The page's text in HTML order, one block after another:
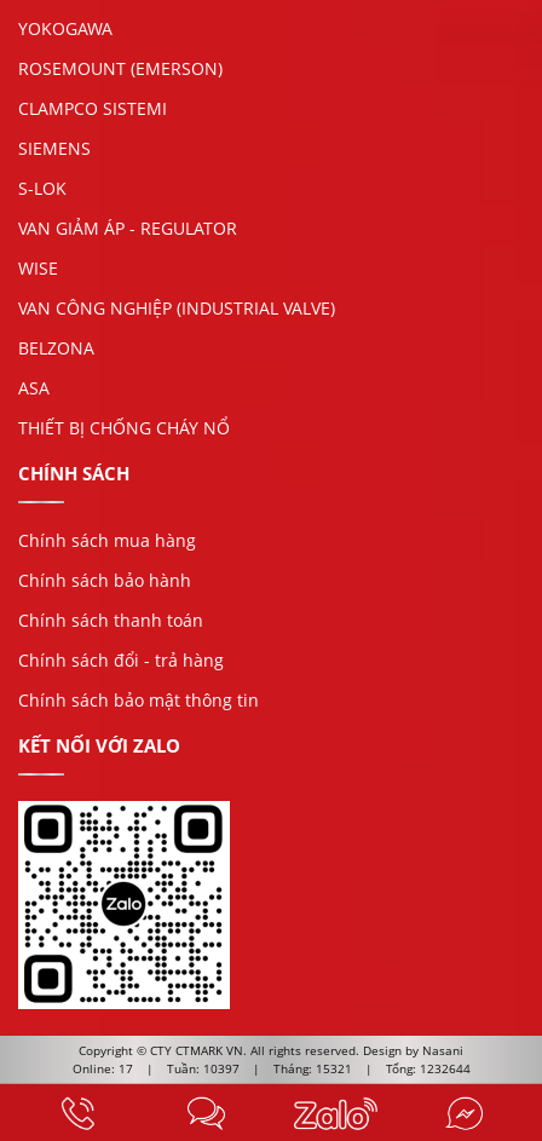
YOKOGAWA
ROSEMOUNT (EMERSON)
CLAMPCO SISTEMI
SIEMENS
S-LOK
VAN GIẢM ÁP - REGULATOR
WISE
VAN CÔNG NGHIỆP (INDUSTRIAL VALVE)
BELZONA
ASA
THIẾT BỊ CHỐNG CHÁY NỔ
CHÍNH SÁCH
Chính sách mua hàng
Chính sách bảo hành
Chính sách thanh toán
Chính sách đổi - trả hàng
Chính sách bảo mật thông tin
KẾT NỐI VỚI ZALO
Copyright © CTY CTMARK VN. All rights reserved. Design by Nasani
Online: 17
| Tuần: 10397 | Tháng: 15321 | Tổng: 1232644